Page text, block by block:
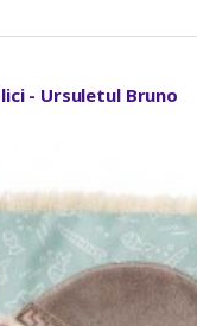
- Ursuletul Bruno